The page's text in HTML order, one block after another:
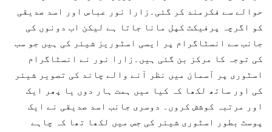
حوالے سے فکرمند کر گئی۔زارا نور عباس اور اسد صدیقی
کو اگرچہ پرفیکٹ کپل مانا جاتا ہے لیکن اب دونوں کی
جانب سے انسٹاگرام پر ایسی اسٹوریز شیئر کی ہیں جو سب
کی توجہ کا مرکز بن گئی ہیں۔زارا نور نے انسٹاگرام
اسٹوری پر آسمان میں نظر آنے والے چاند کی تصویر شیئر
کی اور ساتھ لکھا کہ کیا میں ہمت ہار دوں یا پھر ایک
اور مرتبہ کوشش کروں۔ دوسری جانب اسد صدیقی نے ایک
پوسٹ بطور اسٹوری شیئر کی جس میں لکھا تھا کہ چاہے